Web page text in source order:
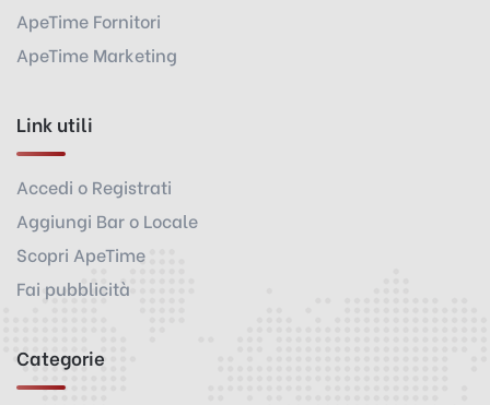
ApeTime Fornitori
ApeTime Marketing
Link utili
Accedi o Registrati
Aggiungi Bar o Locale
Scopri ApeTime
Fai pubblicità
Categorie